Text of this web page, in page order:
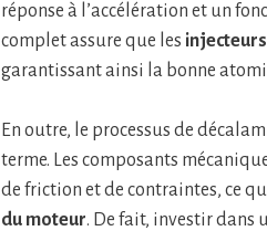
réponse à l’accélération et un
complet assure que les
garantissant ainsi la bonne
En outre, le processus de
terme. Les composants
de friction et de contraintes, ce
du moteur. De fait, investir dans